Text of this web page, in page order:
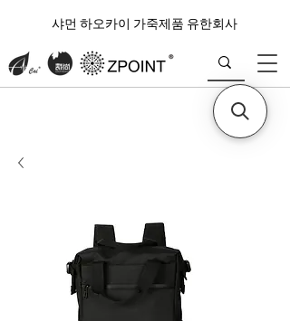
샤먼 하오카이 가죽제품 유한회사